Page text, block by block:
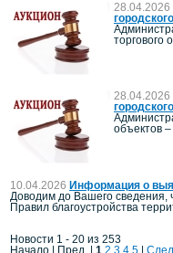
28.04.2026
торгового
28.04.2026
объектов
10.04.2026 Информация о
Доводим до Вашего сведения,
Правил благоустройства
Новости 1 - 20 из 253
Начало | Пред. | 1 2 3 4 5 След.